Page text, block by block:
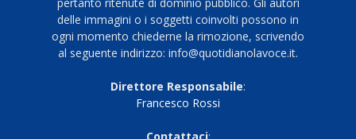
delle immagini o i soggetti coinvolti possono in
ogni momento chiederne la rimozione, scrivendo
al seguente indirizzo: info@quotidianolavoce.it.
Direttore Responsabile:
Francesco Rossi